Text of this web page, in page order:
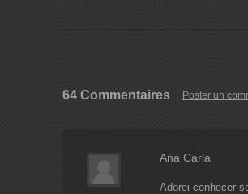
64 Commentaires Poster un
Ana Carla
Adorei conhecer